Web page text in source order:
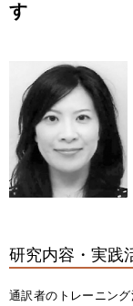
す
研究内容・実践
通訳者のトレーニン